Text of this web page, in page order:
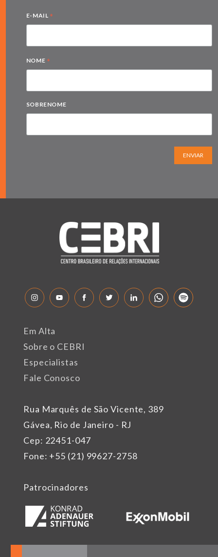
E-MAIL *
NOME *
SOBRENOME
ENVIAR
Rua Marquês de São Vicente, 389
Gávea, Rio de Janeiro - RJ
Cep: 22451-047
Fone: +55 (21) 99627-2758
Em Alta
Sobre o CEBRI
Especialistas
Fale Conosco
Patrocinadores